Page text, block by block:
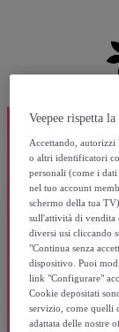
Veepee rispetta
Accettando, autorizzi
o altri identificatori
personali (come i
nel tuo account
schermo della tua
sull'attività di vendita
diversi usi cliccando
"Continua senza
dispositivo. Puoi
link "Configurare"
Cookie depositati
servizio, come quelli
adattata delle nostre